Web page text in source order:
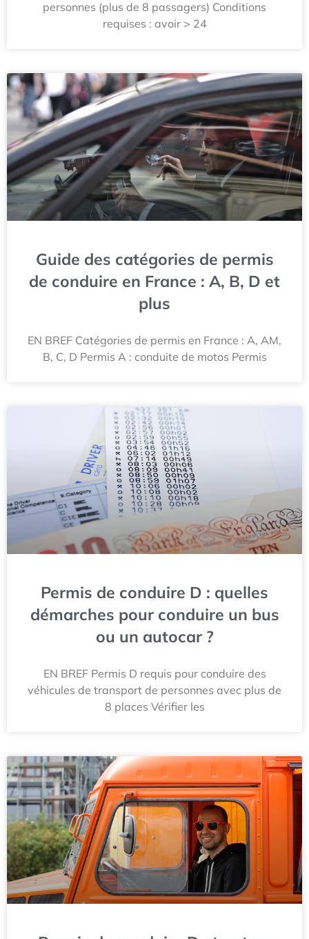
personnes (plus de 8 passagers) Conditions
requises : avoir > 24
Guide des catégories de permis
de conduire en France : A, B, D et
plus
EN BREF Catégories de permis en France : A, AM,
B, C, D Permis A : conduite de motos Permis
Permis de conduire D : quelles
démarches pour conduire un bus
ou un autocar ?
EN BREF Permis D requis pour conduire des
véhicules de transport de personnes avec plus de
8 places Vérifier les